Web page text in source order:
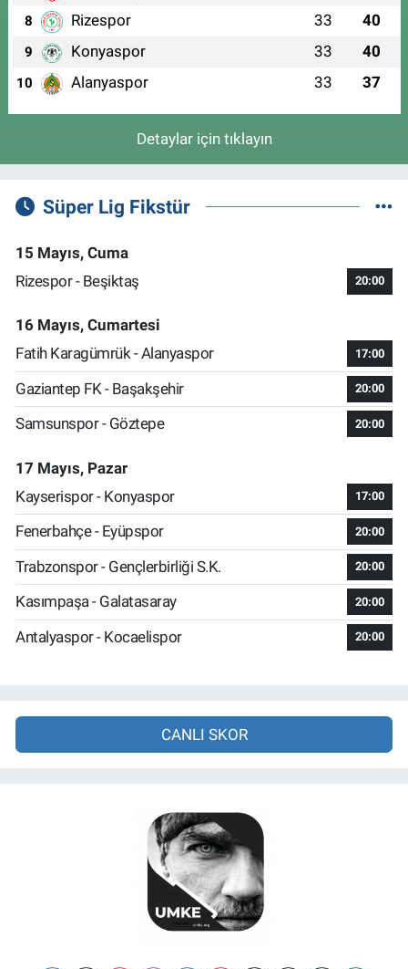
8 Rizespor 33 40
9 Konyaspor 33 40
10 Alanyaspor 33 37
Detaylar için tıklayın
Süper Lig Fikstür
15 Mayıs, Cuma
Rizespor - Beşiktaş
20:00
16 Mayıs, Cumartesi
Fatih Karagümrük - Alanyaspor
17:00
Gaziantep FK - Başakşehir 20:00
Samsunspor - Göztepe 20:00
17 Mayıs, Pazar
Kayserispor - Konyaspor
17:00
Fenerbahçe - Eyüpspor 20:00
Trabzonspor - Gençlerbirliği S.K. 20:00
Kasımpaşa - Galatasaray 20:00
Antalyaspor - Kocaelispor 20:00
CANLI SKOR